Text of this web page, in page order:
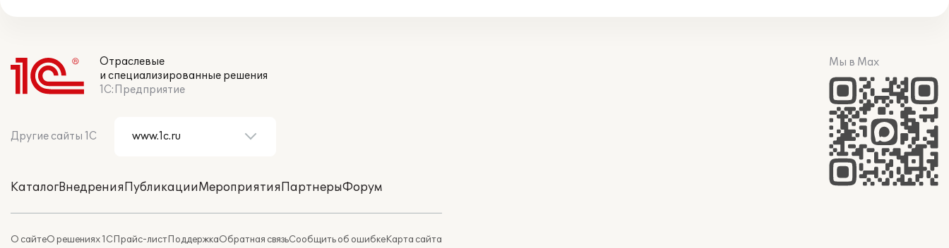
Отраслевые
и специализированные решения
1С:Предприятие
Другие сайты 1С
КаталогВнедренияПубликацииМероприятияПартнерыФорум
О сайтеО решениях 1СПрайс-листПоддержкаОбратная связьСообщить об ошибкеКарта сайта
Мы в Max